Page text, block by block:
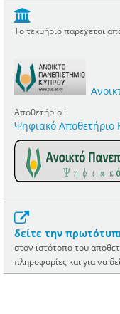
Το τεκμήριο παρέχεται
Αποθετήριο :
Ψηφιακό Αποθετήριο
δείτε την
στον ιστότοπο του
πληροφορίες και για να